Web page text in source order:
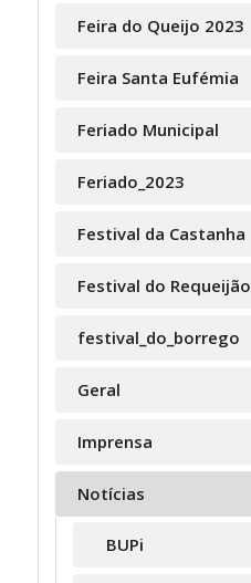
Feira do Queijo 2023
Feira Santa Eufémia
Feriado Municipal
Feriado_2023
Festival da Castanha
Festival do Requeijão
festival_do_borrego
Geral
Imprensa
Notícias
BUPi